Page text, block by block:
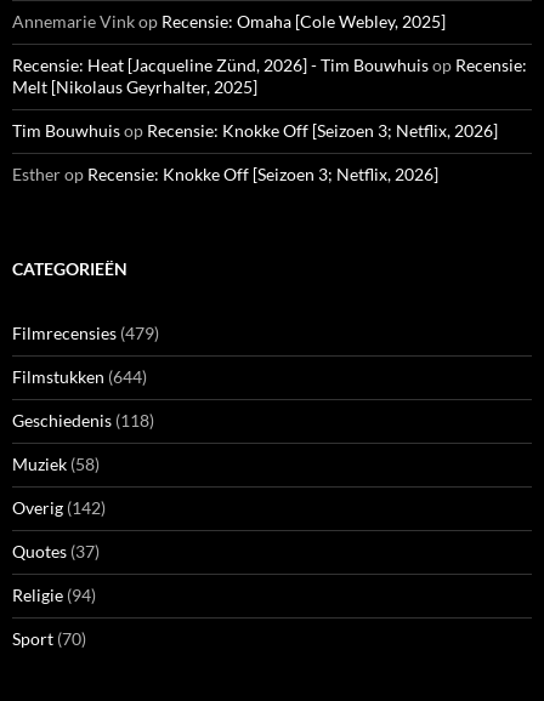
Annemarie Vinkop Recensie: Omaha [Cole Webley, 2025]
Recensie: Heat [Jacqueline Zünd, 2026] - Tim Bouwhuisop Recensie:
Melt [Nikolaus Geyrhalter, 2025]
Tim Bouwhuisop Recensie: Knokke Off [Seizoen 3; Netflix, 2026]
Estherop Recensie: Knokke Off [Seizoen 3; Netflix, 2026]
CATEGORIEËN
Filmrecensies (479)
Filmstukken (644)
Geschiedenis (118)
Muziek (58)
Overig (142)
Quotes (37)
Religie (94)
Sport (70)